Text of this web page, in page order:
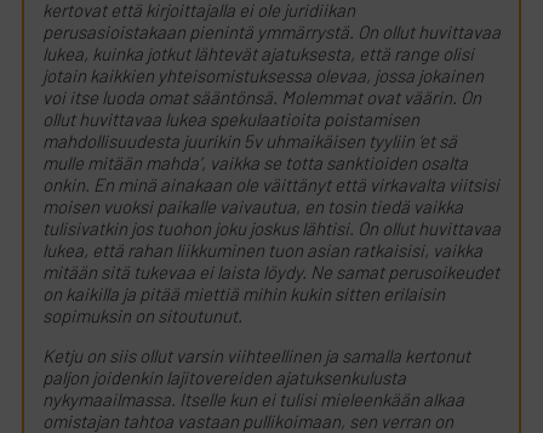
kertovat että kirjoittajalla ei ole juridiikan
perusasioistakaan pienintä ymmärrystä. On ollut huvittavaa
lukea, kuinka jotkut lähtevät ajatuksesta, että range olisi
jotain kaikkien yhteisomistuksessa olevaa, jossa jokainen
voi itse luoda omat sääntönsä. Molemmat ovat väärin. On
ollut huvittavaa lukea spekulaatioita poistamisen
mahdollisuudesta juurikin 5v uhmaikäisen tyyliin ’et sä
mulle mitään mahda’, vaikka se totta sanktioiden osalta
onkin. En minä ainakaan ole väittänyt että virkavalta viitsisi
moisen vuoksi paikalle vaivautua, en tosin tiedä vaikka
tulisivatkin jos tuohon joku joskus lähtisi. On ollut huvittavaa
lukea, että rahan liikkuminen tuon asian ratkaisisi, vaikka
mitään sitä tukevaa ei laista löydy. Ne samat perusoikeudet
on kaikilla ja pitää miettiä mihin kukin sitten erilaisin
sopimuksin on sitoutunut.
Ketju on siis ollut varsin viihteellinen ja samalla kertonut
paljon joidenkin lajitovereiden ajatuksenkulusta
nykymaailmassa. Itselle kun ei tulisi mieleenkään alkaa
omistajan tahtoa vastaan pullikoimaan, sen verran on